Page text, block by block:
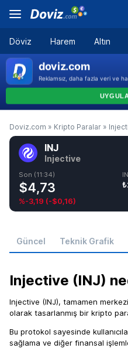
Döviz Harem Altın
Doviz.com » Kripto Paralar »
INJ
Injective
Son (11:34)
$4,73
%-3,19 (-$0,16)
Güncel Teknik Grafik
Injective (INJ)
Injective (INJ), tamamen
olarak tasarlanmış bir kripto
Bu protokol sayesinde
sağlama ve diğer finansal